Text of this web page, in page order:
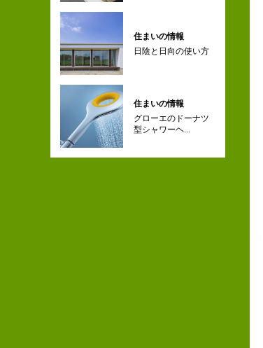
住まいの情報
日陰と日向の使い方
住まいの情報
グローエのドーナツ
型シャワーヘ...